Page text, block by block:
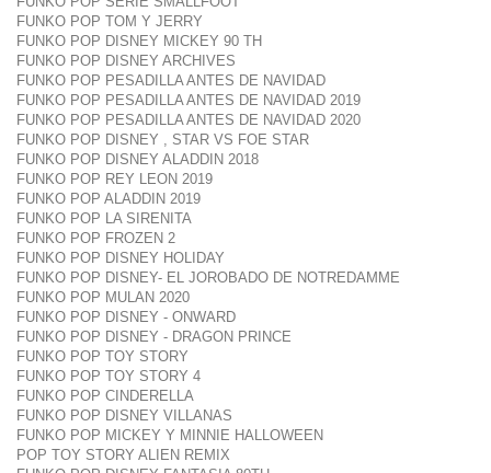
FUNKO POP TOM Y JERRY
FUNKO POP DISNEY MICKEY 90 TH
FUNKO POP DISNEY ARCHIVES
FUNKO POP PESADILLA ANTES DE NAVIDAD
FUNKO POP PESADILLA ANTES DE NAVIDAD 2019
FUNKO POP PESADILLA ANTES DE NAVIDAD 2020
FUNKO POP DISNEY , STAR VS FOE STAR
FUNKO POP DISNEY ALADDIN 2018
FUNKO POP REY LEON 2019
FUNKO POP ALADDIN 2019
FUNKO POP LA SIRENITA
FUNKO POP FROZEN 2
FUNKO POP DISNEY HOLIDAY
FUNKO POP DISNEY- EL JOROBADO DE NOTREDAMME
FUNKO POP MULAN 2020
FUNKO POP DISNEY - ONWARD
FUNKO POP DISNEY - DRAGON PRINCE
FUNKO POP TOY STORY
FUNKO POP TOY STORY 4
FUNKO POP CINDERELLA
FUNKO POP DISNEY VILLANAS
FUNKO POP MICKEY Y MINNIE HALLOWEEN
POP TOY STORY ALIEN REMIX